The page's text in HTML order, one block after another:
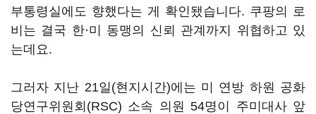
부통령실에도 향했다는 게 확인됐습니다. 쿠팡의 로
비는 결국 한·미 동맹의 신뢰 관계까지 위협하고 있
는데요.
그러자 지난 21일(현지시간)에는 미 연방 하원 공화
당연구위원회(RSC) 소속 의원 54명이 주미대사 앞